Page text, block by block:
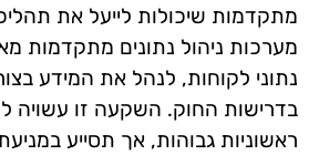
מתקדמות שיכולות לייעל את
מערכות ניהול נתונים מתקדמות
נתוני לקוחות, לנהל את המידע
בדרישות החוק. השקעה זו עשויה
ראשוניות גבוהות, אך תסייע